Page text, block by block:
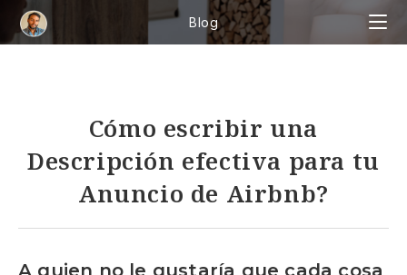
Blog
Cómo escribir una
Descripción efectiva para tu
Anuncio de Airbnb?
A quien no le gustaría que cada cosa